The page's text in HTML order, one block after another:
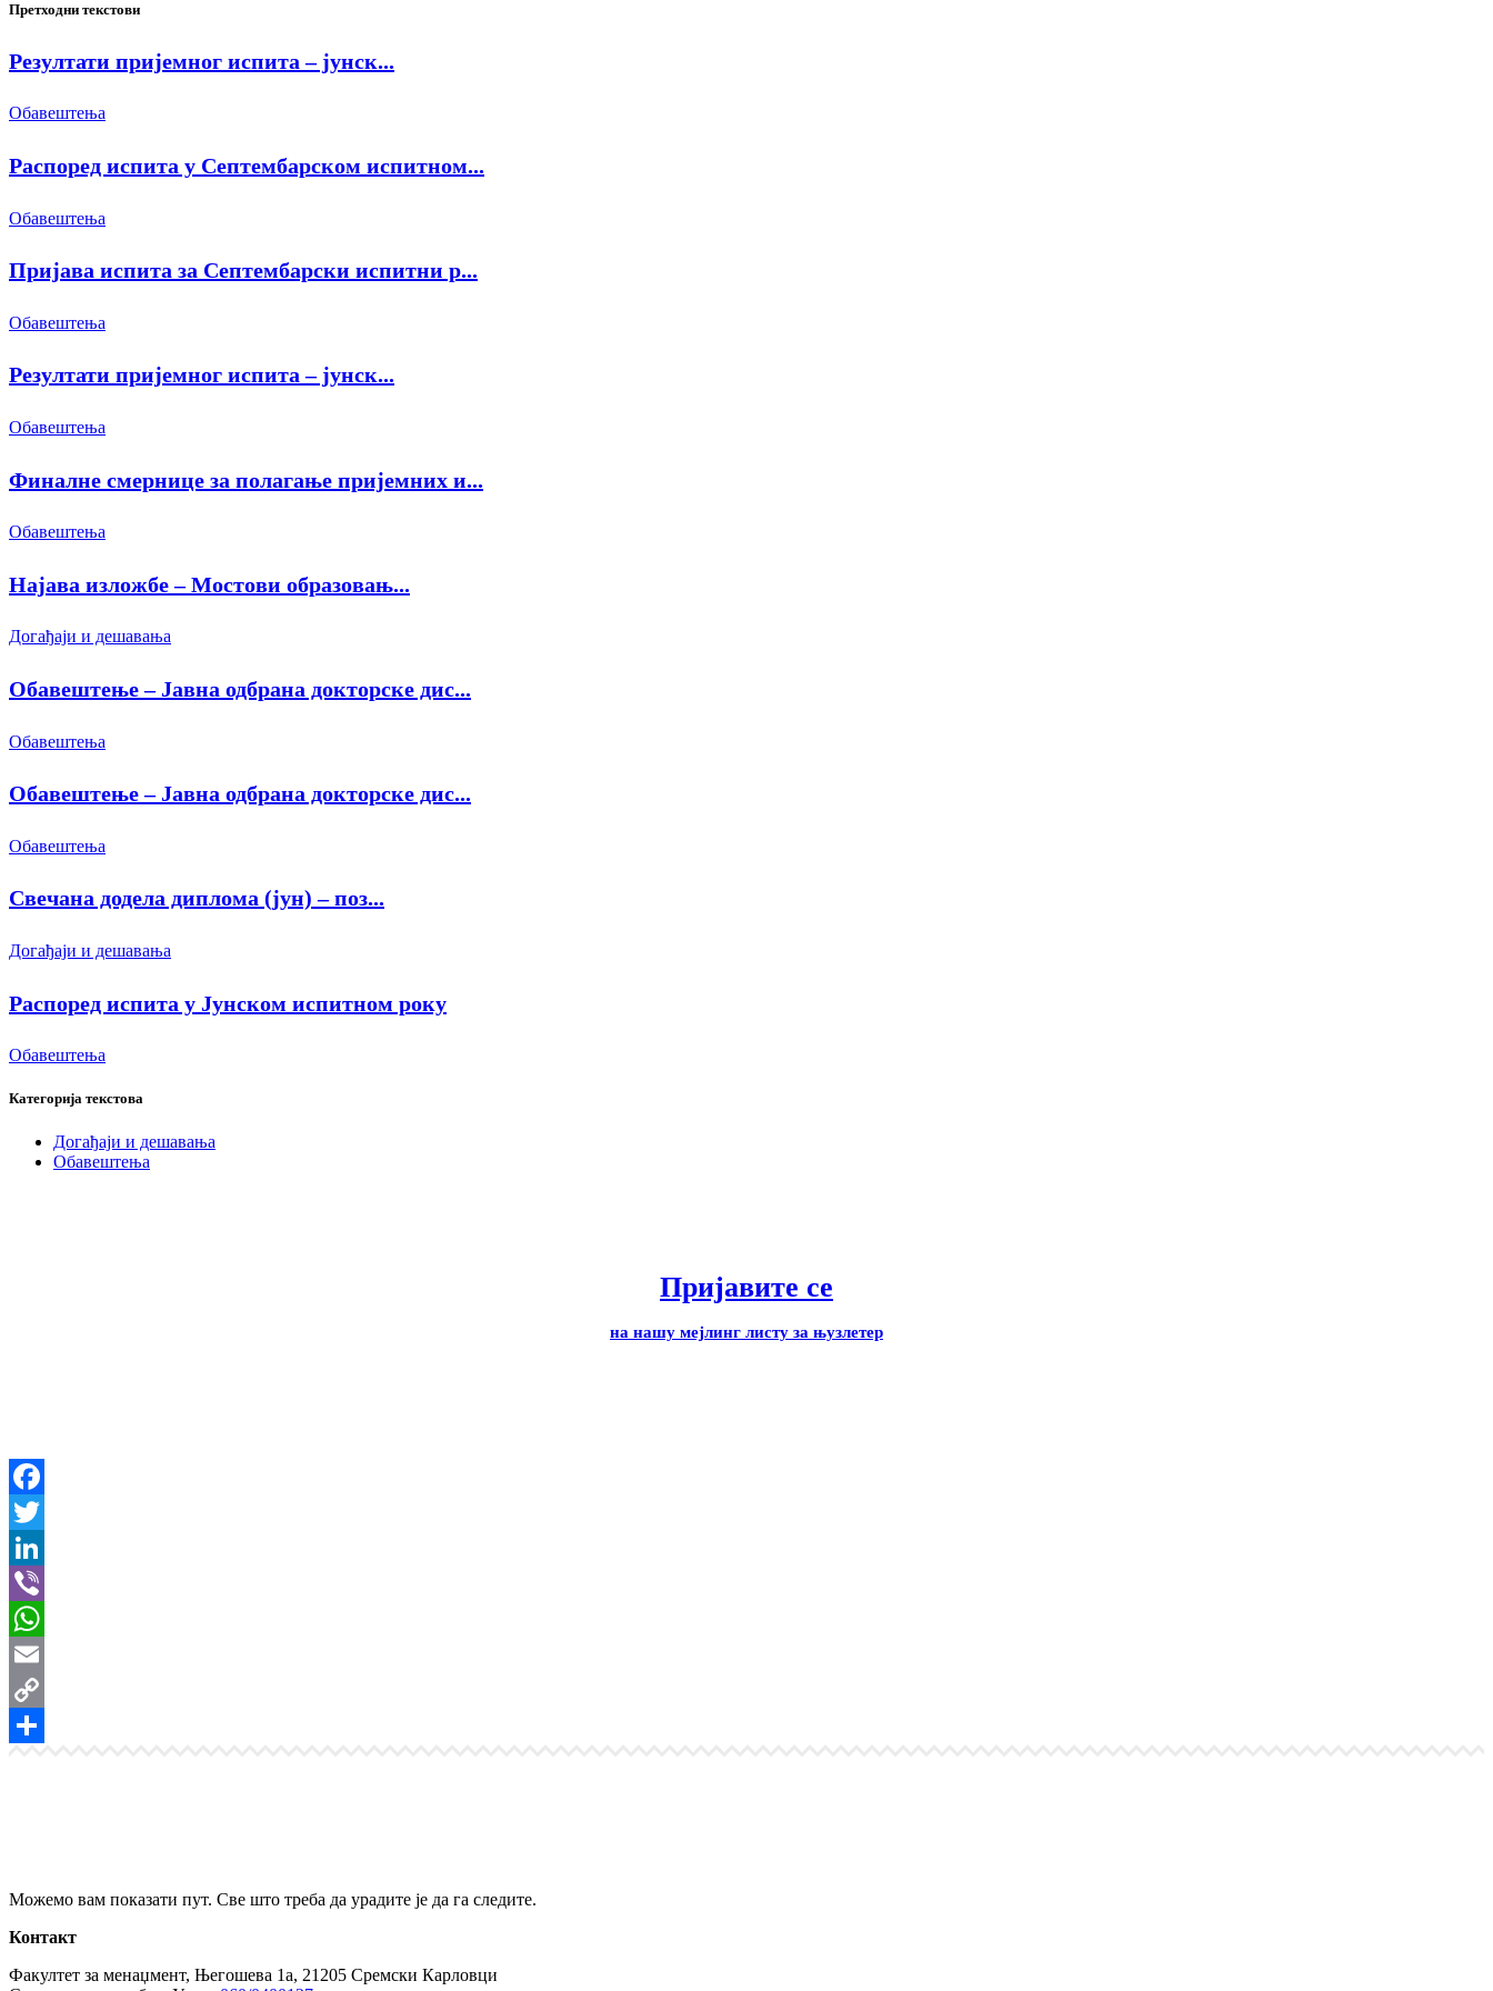
Претходни текстови
Резултати пријемног испита – јунск...
Обавештења
Распоред испита у Септембарском испитном...
Обавештења
Пријава испита за Септембарски испитни р...
Обавештења
Резултати пријемног испита – јунск...
Обавештења
Финалне смернице за полагање пријемних и...
Обавештења
Најава изложбе – Мостови образовањ...
Догађаји и дешавања
Обавештење – Јавна одбрана докторске дис...
Обавештења
Обавештење – Јавна одбрана докторске дис...
Обавештења
Свечана додела диплома (јун) – поз...
Догађаји и дешавања
Распоред испита у Јунском испитном року
Обавештења
Категорија текстова
Догађаји и дешавања
Обавештења
Пријавите се
на нашу мејлинг листу за њузлетер
Facebook
Twitter
LinkedIn
Viber
WhatsApp
Email
Copy
Можемо вам показати пут. Све што треба да урадите је да га следите.
Контакт
Факултет за менаџмент, Његошева 1а, 21205 Сремски Карловци